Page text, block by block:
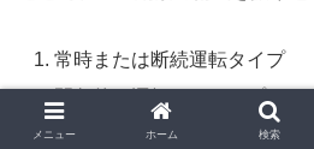
常時または断続運転タイプ
間欠的に運転するタイプ
単発一度きり発動するタイプ
メニュー ホーム 検索